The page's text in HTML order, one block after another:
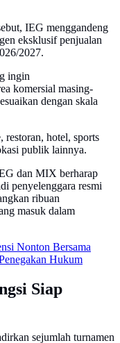
IEG menggandeng
eksklusif penjualan
2027.
ingin
komersial masing-
dengan skala
hotel, sports
publik lainnya.
dan MIX berharap
penyelenggara resmi
ribuan
masuk dalam
Nonton Bersama
Hukum
Siap
sejumlah turnamen